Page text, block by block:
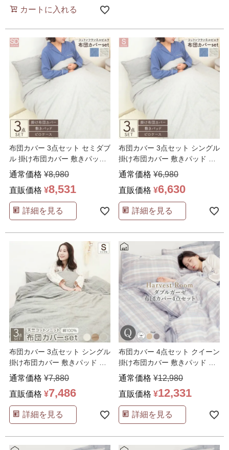
カートに入れる
布団カバー 3点セット セミダブ
ル 掛け布団カバー 敷きパッド
枕カバー 綿10 …
通常価格 ¥8,980
直販価格 ¥8,531
詳細を見る
布団カバー 3点セット シングル
掛け布団カバー 敷きパッド 枕
カバー 綿100 …
通常価格 ¥6,980
直販価格 ¥6,630
詳細を見る
布団カバー 3点セット シングル
掛け布団カバー 敷きパッド 枕
カバー 綿100…
通常価格 ¥7,880
直販価格 ¥7,486
詳細を見る
布団カバー 4点セット クイーン
掛け布団カバー 敷きパッド 枕
カバー 綿100 …
通常価格 ¥12,980
直販価格 ¥12,331
詳細を見る